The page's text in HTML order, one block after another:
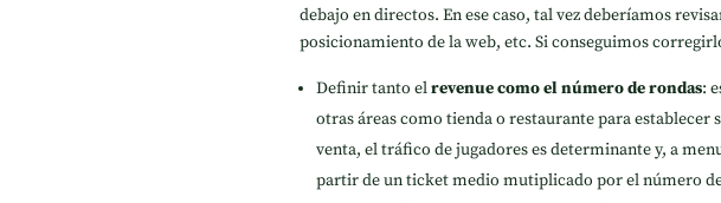
debajo en directos. En ese caso, tal vez deberíamos
posicionamiento de la web, etc. Si conseguimos
Definir tanto elrevenue como el número de rondas:
otras áreas como tienda o restaurante para establecer
venta, el tráfico de jugadores es determinante y, a
partir de un ticket medio mutiplicado por el número